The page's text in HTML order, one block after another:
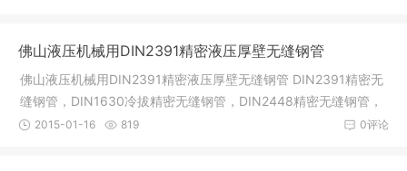
佛山液压机械用DIN2391精密液压厚壁无缝钢管
佛山液压机械用DIN2391精密液压厚壁无缝钢管 DIN2391精密无
缝钢管，DIN1630冷拔精密无缝钢管，DIN2448精密无缝钢管，
DIN17456精
0评论
2015-01-16 819